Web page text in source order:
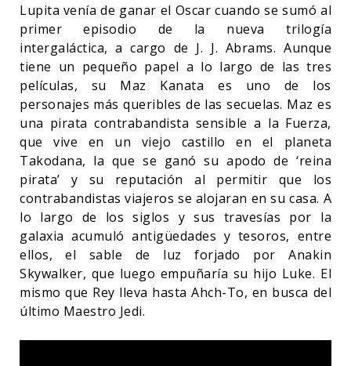
Lupita venía de ganar el Oscar cuando se sumó al
primer episodio de la nueva trilogía
intergaláctica, a cargo de J. J. Abrams. Aunque
tiene un pequeño papel a lo largo de las tres
películas, su Maz Kanata es uno de los
personajes más queribles de las secuelas. Maz es
una pirata contrabandista sensible a la Fuerza,
que vive en un viejo castillo en el planeta
Takodana, la que se ganó su apodo de ‘reina
pirata’ y su reputación al permitir que los
contrabandistas viajeros se alojaran en su casa. A
lo largo de los siglos y sus travesías por la
galaxia acumuló antigüedades y tesoros, entre
ellos, el sable de luz forjado por Anakin
Skywalker, que luego empuñaría su hijo Luke. El
mismo que Rey lleva hasta Ahch-To, en busca del
último Maestro Jedi.